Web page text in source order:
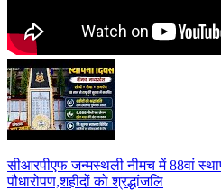
सीआरपीएफ जन्मस्थली नीमच में 88वां
पौधारोपण,शहीदों को श्रद्धांजलि